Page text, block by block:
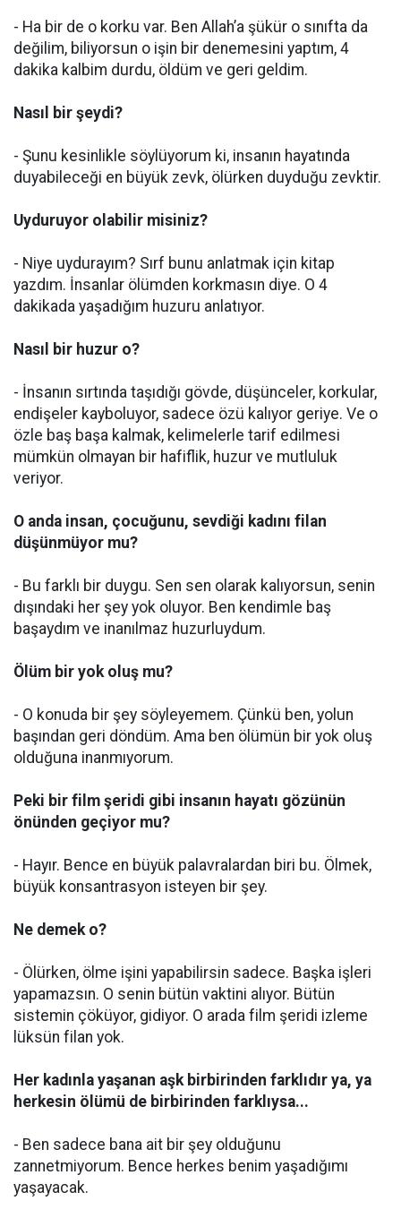
- Ha bir de o korku var. Ben Allah’a şükür o sınıfta da
değilim, biliyorsun o işin bir denemesini yaptım, 4
dakika kalbim durdu, öldüm ve geri geldim.
Nasıl bir şeydi?
- Şunu kesinlikle söylüyorum ki, insanın hayatında
duyabileceği en büyük zevk, ölürken duyduğu zevktir.
Uyduruyor olabilir misiniz?
- Niye uydurayım? Sırf bunu anlatmak için kitap
yazdım. İnsanlar ölümden korkmasın diye. O 4
dakikada yaşadığım huzuru anlatıyor.
Nasıl bir huzur o?
- İnsanın sırtında taşıdığı gövde, düşünceler, korkular,
endişeler kayboluyor, sadece özü kalıyor geriye. Ve o
özle baş başa kalmak, kelimelerle tarif edilmesi
mümkün olmayan bir hafiflik, huzur ve mutluluk
veriyor.
O anda insan, çocuğunu, sevdiği kadını filan
düşünmüyor mu?
- Bu farklı bir duygu. Sen sen olarak kalıyorsun, senin
dışındaki her şey yok oluyor. Ben kendimle baş
başaydım ve inanılmaz huzurluydum.
Ölüm bir yok oluş mu?
- O konuda bir şey söyleyemem. Çünkü ben, yolun
başından geri döndüm. Ama ben ölümün bir yok oluş
olduğuna inanmıyorum.
Peki bir film şeridi gibi insanın hayatı gözünün
önünden geçiyor mu?
- Hayır. Bence en büyük palavralardan biri bu. Ölmek,
büyük konsantrasyon isteyen bir şey.
Ne demek o?
- Ölürken, ölme işini yapabilirsin sadece. Başka işleri
yapamazsın. O senin bütün vaktini alıyor. Bütün
sistemin çöküyor, gidiyor. O arada film şeridi izleme
lüksün filan yok.
Her kadınla yaşanan aşk birbirinden farklıdır ya, ya
herkesin ölümü de birbirinden farklıysa...
- Ben sadece bana ait bir şey olduğunu
zannetmiyorum. Bence herkes benim yaşadığımı
yaşayacak.